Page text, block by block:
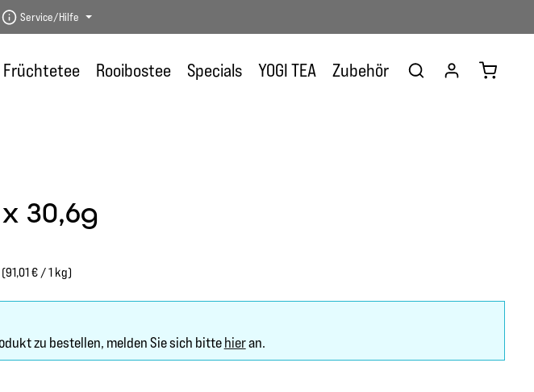
Service/Hilfe
Früchtetee Rooibostee Specials YOGI TEA Zubehör
30,6g
(91,01 € / 1 kg)
zu bestellen, melden Sie sich bittehieran.